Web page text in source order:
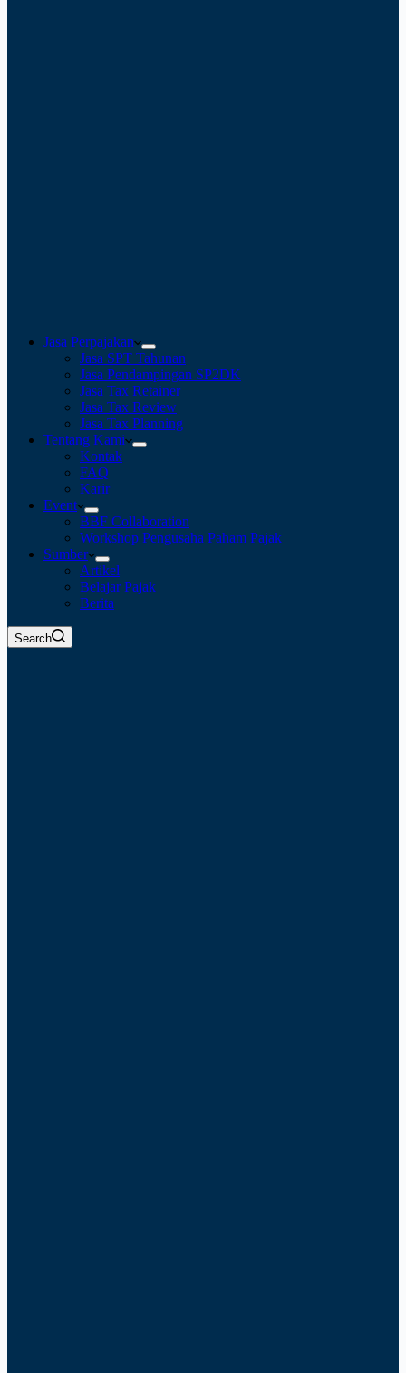
Jasa Perpajakan
Jasa SPT Tahunan
Jasa Pendampingan SP2DK
Jasa Tax Retainer
Jasa Tax Review
Jasa Tax Planning
Tentang Kami
Kontak
FAQ
Karir
Event
BBF Collaboration
Workshop Pengusaha Paham Pajak
Sumber
Artikel
Belajar Pajak
Berita
Search